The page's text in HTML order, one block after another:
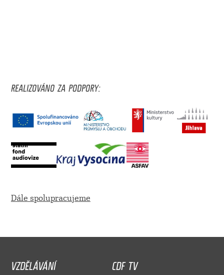
REALIZOVÁNO ZA PODPORY:
Dále spolupracujeme
VZDĚLÁVÁNÍ
CDF TV